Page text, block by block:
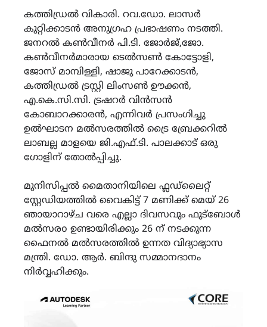
കത്തിഡ്രൽ വികാരി. റവ.ഡോ. ലാസർ
കുറ്റിക്കാടൻ അനുഗ്രഹ പ്രഭാഷണം നടത്തി.
ജനറൽ കൺവീനർ പി.ടി. ജോർജ്‌,ജോ.
കൺവീനർമാരായ ടെൽസൺ കോട്ടോളി,
ജോസ് മാമ്പിള്ളി, ഷാജു പാറേക്കാടൻ,
കത്തിഡ്രൽ ട്രസ്റ്റി ലിംസൺ ഊക്കൻ,
എ.കെ.സി.സി. ട്രഷറർ വിൻസൻ
കോബാറക്കാരൻ, എന്നിവർ പ്രസംഗിച്ചു
ഉൽഘാടന മൽസരത്തിൽ ട്രൈ ബ്രേക്കറിൽ
ലാബല്ല മാളയെ ജി.എഫ്.ടി. പാലക്കാട് ഒരു
ഗോളിന് തോൽപ്പിച്ചു.
മുനിസിപ്പൽ മൈതാനിയിലെ ഫ്ലഡ്ലൈറ്റ്
സ്റ്റേഡിയത്തിൽ വൈകിട്ട് 7 മണിക്ക് മെയ് 26
ഞായാറാഴ്ച വരെ എല്ലാ ദിവസവും ഫുട്ബോൾ
മൽസരo ഉണ്ടായിരിക്കും 26 ന് നടക്കുന്ന
ഫൈനൽ മൽസരത്തിൽ ഉന്നത വിദ്യാഭ്യാസ
മന്ത്രി. ഡോ. ആർ. ബിന്ദു സമ്മാനദാനം
നിർവ്വഹിക്കും.